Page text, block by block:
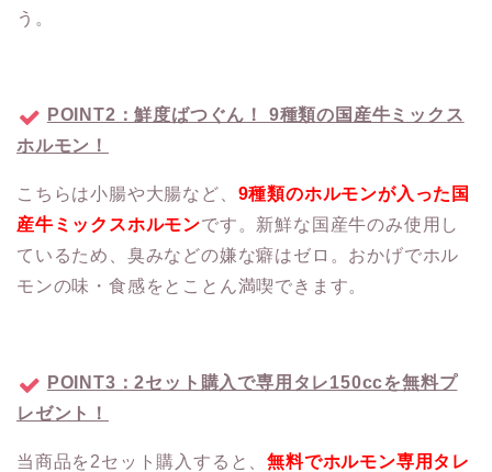
う。
POINT2：鮮度ばつぐん！ 9種類の国産牛ミックス
ホルモン！
こちらは小腸や大腸など、 9種類のホルモンが入った国
産牛ミックスホルモンです。新鮮な国産牛のみ使用し
ているため、臭みなどの嫌な癖はゼロ。おかげでホル
モンの味・食感をとことん満喫できます。
POINT3：2セット購入で専用タレ150ccを無料プ
レゼント！
当商品を2セット購入すると、無料でホルモン専用タレ